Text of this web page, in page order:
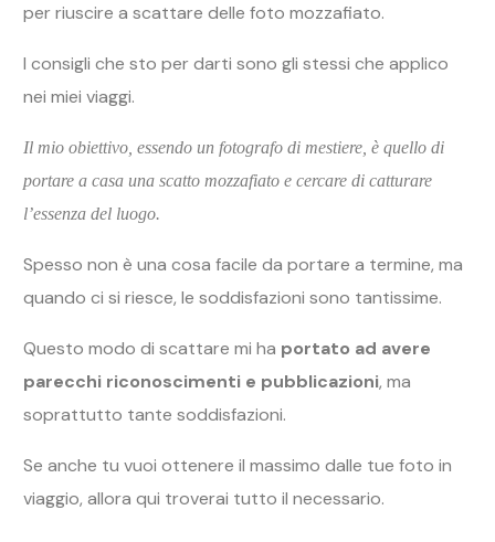
per riuscire a scattare delle foto mozzafiato.
I consigli che sto per darti sono gli stessi che applico
nei miei viaggi.
Il mio obiettivo, essendo un fotografo di mestiere, è quello di
portare a casa una scatto mozzafiato e cercare di catturare
l’essenza del luogo.
Spesso non è una cosa facile da portare a termine, ma
quando ci si riesce, le soddisfazioni sono tantissime.
Questo modo di scattare mi ha portato ad avere
parecchi riconoscimenti e pubblicazioni, ma
soprattutto tante soddisfazioni.
Se anche tu vuoi ottenere il massimo dalle tue foto in
viaggio, allora qui troverai tutto il necessario.